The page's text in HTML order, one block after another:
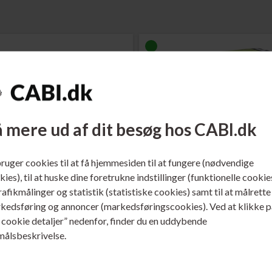
mere ud af dit besøg hos CABI.dk
cookies til at få hjemmesiden til at fungere (nødvendige
til at huske dine foretrukne indstillinger (funktionelle
og statistik (statistiske cookies) samt til at målrette
og annoncer (markedsføringscookies). Ved at klikke
cookie detaljer” nedenfor, finder du en uddybende
231167
602 Toner Sort
Varenr. 231168
Lexmark 602H Toner Sort
Læs mere...